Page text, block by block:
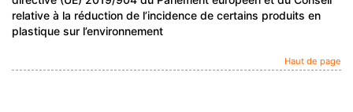
relative à la réduction de l’incidence de certains produits en
plastique sur l’environnement
Haut de page